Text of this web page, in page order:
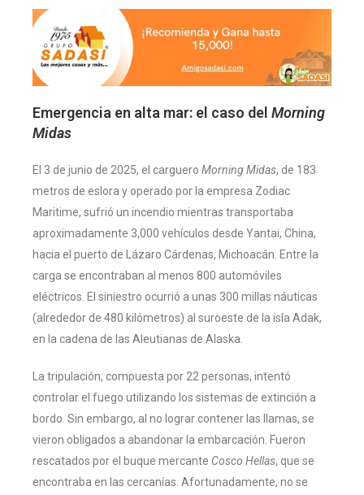
Emergencia en alta mar: el caso del Morning
Midas
El 3 de junio de 2025, el carguero Morning Midas, de 183
metros de eslora y operado por la empresa Zodiac
Maritime, sufrió un incendio mientras transportaba
aproximadamente 3,000 vehículos desde Yantai, China,
hacia el puerto de Lázaro Cárdenas, Michoacán. Entre la
carga se encontraban al menos 800 automóviles
eléctricos. El siniestro ocurrió a unas 300 millas náuticas
(alrededor de 480 kilómetros) al suroeste de la isla Adak,
en la cadena de las Aleutianas de Alaska.
La tripulación, compuesta por 22 personas, intentó
controlar el fuego utilizando los sistemas de extinción a
bordo. Sin embargo, al no lograr contener las llamas, se
vieron obligados a abandonar la embarcación. Fueron
rescatados por el buque mercante Cosco Hellas, que se
encontraba en las cercanías. Afortunadamente, no se